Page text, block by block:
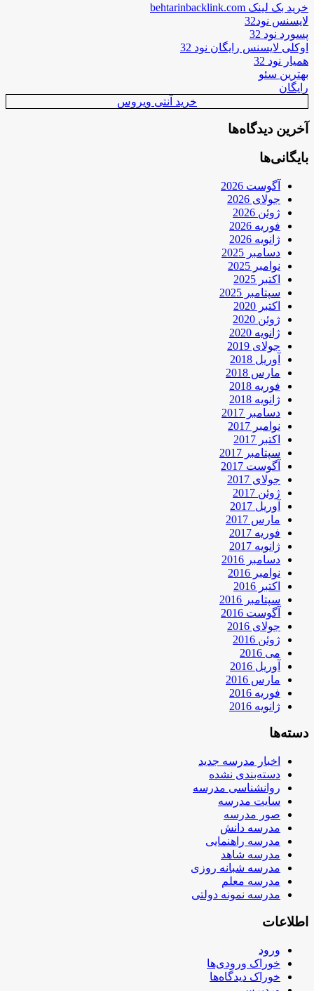
خرید بک لینک behtarinbacklink.com
لایسنس نود32
پسورد نود 32
اوکلی لایسنس رایگان نود 32
همیار نود 32
بهترین سئو
رایگان
خرید آنتی ویروس
آخرین دیدگاه‌ها
بایگانی‌ها
آگوست 2026
جولای 2026
ژوئن 2026
فوریه 2026
ژانویه 2026
دسامبر 2025
نوامبر 2025
اکتبر 2025
سپتامبر 2025
اکتبر 2020
ژوئن 2020
ژانویه 2020
جولای 2019
آوریل 2018
مارس 2018
فوریه 2018
ژانویه 2018
دسامبر 2017
نوامبر 2017
اکتبر 2017
سپتامبر 2017
آگوست 2017
جولای 2017
ژوئن 2017
آوریل 2017
مارس 2017
فوریه 2017
ژانویه 2017
دسامبر 2016
نوامبر 2016
اکتبر 2016
سپتامبر 2016
آگوست 2016
جولای 2016
ژوئن 2016
می 2016
آوریل 2016
مارس 2016
فوریه 2016
ژانویه 2016
دسته‌ها
اخبار مدرسه جدید
دسته‌بندی نشده
روانشناسی مدرسه
سایت مدرسه
صور مدرسه
مدرسه دانش
مدرسه راهنمایی
مدرسه شاهد
مدرسه شبانه روزی
مدرسه معلم
مدرسه نمونه دولتی
اطلاعات
ورود
خوراک ورودی‌ها
خوراک دیدگاه‌ها